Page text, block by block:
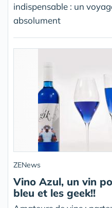
indispensable : un
absolument
ZENews
Vino Azul, un vin
bleu et les geek!!